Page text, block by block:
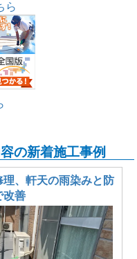
ら
の新着施工事例
、軒天の雨染みと防
改善